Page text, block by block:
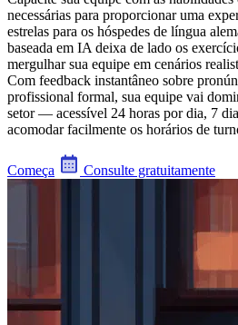
necessárias para proporcionar uma
estrelas para os hóspedes de língua
baseada em IA deixa de lado os
mergulhar sua equipe em cenários
Com feedback instantâneo sobre
profissional formal, sua equipe vai
setor — acessível 24 horas por dia, 7
acomodar facilmente os horários de
Começa Consulte gratuitamente